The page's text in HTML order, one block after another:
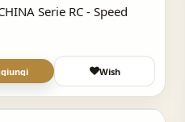
Serie RC - Speed
Wish
Veloce